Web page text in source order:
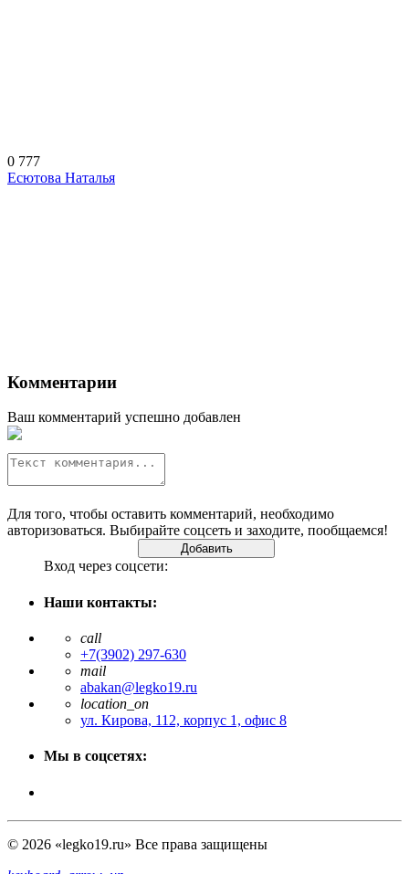
0 777
Есютова Наталья
Комментарии
Ваш комментарий успешно добавлен
Для того, чтобы оставить комментарий, необходимо
авторизоваться. Выбирайте соцсеть и заходите, пообщаемся!
Вход через соцсети:
Наши контакты:
call
+7(3902) 297-630
mail
abakan@legko19.ru
location_on
ул. Кирова, 112, корпус 1, офис 8
Мы в соцсетях:
© 2026 «legko19.ru» Все права защищены